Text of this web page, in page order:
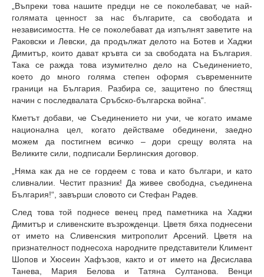
„Въпреки това нашите предци не се поколебават, че най-
голямата ценност за нас българите, са свободата и
независимостта. Не се поколебават да изпълнят заветите на
Раковски и Левски, да продължат делото на Ботев и Хаджи
Димитър, които дават кръвта си за свободата на България.
Така се ражда това изумително дело на Съединението,
което до много голяма степен оформя съвременните
граници на България. Разбира се, защитено по блестящ
начин с последвалата Сръбско-българска война“.
Кметът добави, че Съединението ни учи, че когато имаме
национална цел, когато действаме обединени, заедно
можем да постигнем всичко – дори срещу волята на
Великите сили, подписали Берлинския договор.
„Няма как да не се гордеем с това и като българи, и като
сливналии. Честит празник! Да живее свободна, съединена
България!“, завърши словото си Стефан Радев.
След това той поднесе венец пред паметника на Хаджи
Димитър и сливенските възрожденци. Цветя бяха поднесени
от името на Сливенския митрополит Арсений. Цветя на
признателност поднесоха народните представители Климент
Шопов и Хюсеин Хафъзов, както и от името на Десислава
Танева, Мария Белова и Татяна Султанова. Венци